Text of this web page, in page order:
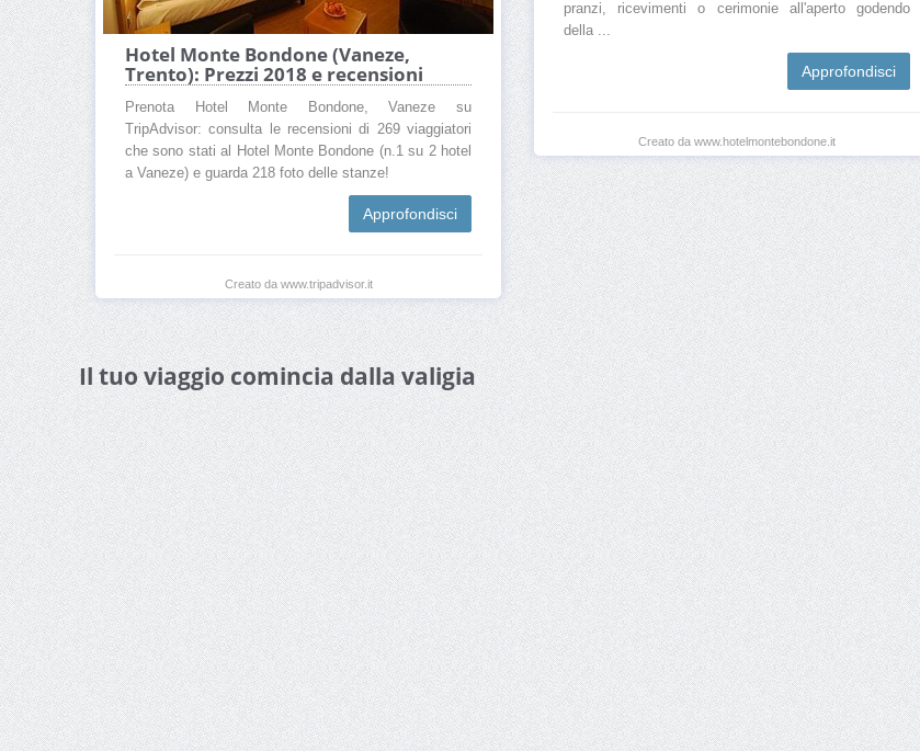
Hotel Monte Bondone (Vaneze,
Trento): Prezzi 2018 e recensioni
Prenota Hotel Monte Bondone, Vaneze su
TripAdvisor: consulta le recensioni di 269 viaggiatori
che sono stati al Hotel Monte Bondone (n.1 su 2 hotel
a Vaneze) e guarda 218 foto delle stanze!
Approfondisci
Creato da www.tripadvisor.it
pranzi, ricevimenti o cerimonie all'aperto godendo
della ...
Approfondisci
Creato da www.hotelmontebondone.it
Il tuo viaggio comincia dalla valigia